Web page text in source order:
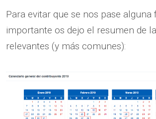
Para evitar que se nos pase alguna
importante os dejo el resumen de
relevantes (y más comunes):